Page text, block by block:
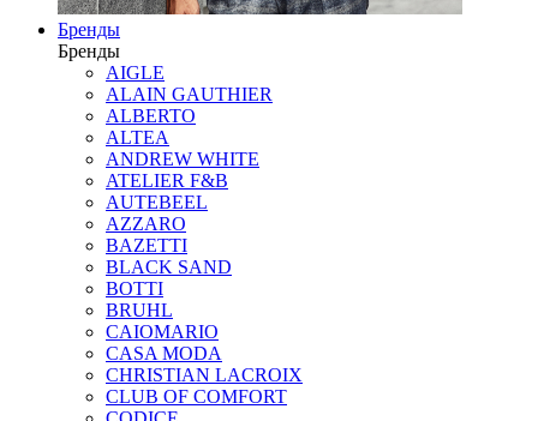
Бренды
Бренды
AIGLE
ALAIN GAUTHIER
ALBERTO
ALTEA
ANDREW WHITE
ATELIER F&B
AUTEBEEL
AZZARO
BAZETTI
BLACK SAND
BOTTI
BRUHL
CAIOMARIO
CASA MODA
CHRISTIAN LACROIX
CLUB OF COMFORT